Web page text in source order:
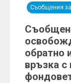
Съобщения
обратно
връзка с